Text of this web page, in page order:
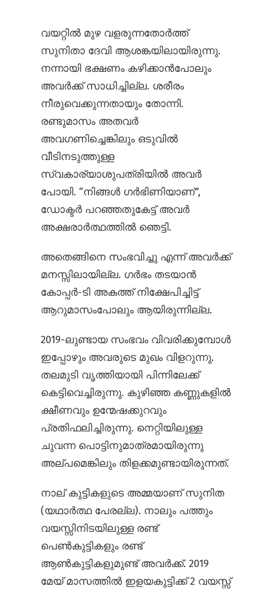
വയറ്റിൽ മുഴ വളരുന്നതോർത്ത്
സുനിതാ ദേവി ആശങ്കയിലായിരുന്നു.
നന്നായി ഭക്ഷണം കഴിക്കാൻപോലും
അവർക്ക് സാധിച്ചില്ല. ശരീരം
നീരുവെക്കുന്നതായും തോന്നി.
രണ്ടുമാസം അതവർ
അവഗണിച്ചെങ്കിലും ഒടുവിൽ
വീടിനടുത്തുള്ള
സ്വകാര്യാശുപത്രിയിൽ അവർ
പോയി. “നിങ്ങൾ ഗർഭിണിയാണ്”,
ഡോക്ടർ പറഞ്ഞതുകേട്ട് അവർ
അക്ഷരാർത്ഥത്തിൽ ഞെട്ടി.
അതെങ്ങിനെ സംഭവിച്ചു എന്ന് അവർക്ക്
മനസ്സിലായില്ല. ഗർഭം തടയാൻ
കോപ്പർ-ടി അകത്ത് നിക്ഷേപിച്ചിട്ട്
ആറുമാസം‌പോലും ആയിരുന്നില്ല.
2019-ലുണ്ടായ സംഭവം വിവരിക്കുമ്പോൾ
ഇപ്പോഴും അവരുടെ മുഖം വിളറുന്നു.
തലമുടി വൃത്തിയായി പിന്നിലേക്ക്
കെട്ടിവെച്ചിരുന്നു. കുഴിഞ്ഞ കണ്ണുകളിൽ
ക്ഷീണവും ഉന്മേഷക്കുറവും
പ്രതിഫലിച്ചിരുന്നു. നെറ്റിയിലുള്ള
ചുവന്ന പൊട്ടിനുമാത്രമായിരുന്നു
അല്പമെങ്കിലും തിളക്കമുണ്ടായിരുന്നത്.
നാല് കുട്ടികളുടെ അമ്മയാണ് സുനിത
(യഥാർത്ഥ പേരല്ല). നാലും പത്തും
വയസ്സിനിടയിലുള്ള രണ്ട്
പെൺകുട്ടികളും രണ്ട്
ആൺകുട്ടികളുമുണ്ട് അവർക്ക്. 2019
മേയ് മാസത്തിൽ ഇളയകുട്ടിക്ക് 2 വയസ്സ്